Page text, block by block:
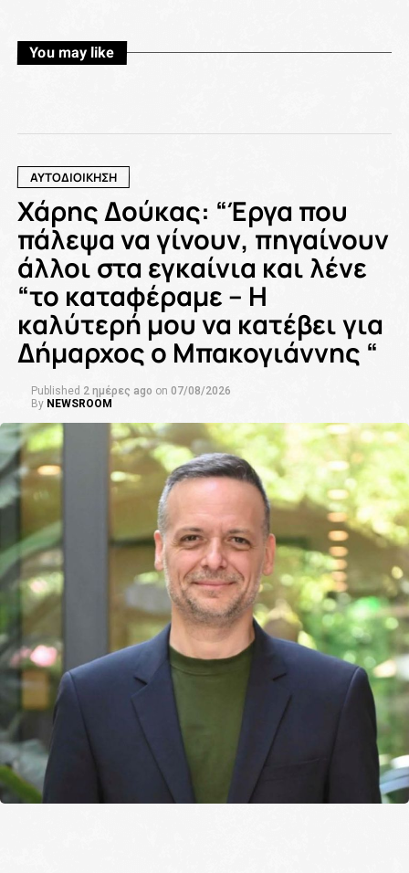
You may like
ΑΥΤΟΔΙΟΙΚΗΣΗ
Χάρης Δούκας: “Έργα που
πάλεψα να γίνουν, πηγαίνουν
άλλοι στα εγκαίνια και λένε
“το καταφέραμε – Η
καλύτερή μου να κατέβει για
Δήμαρχος ο Μπακογιάννης “
Published 2 ημέρες ago on 07/08/2026
By NEWSROOM